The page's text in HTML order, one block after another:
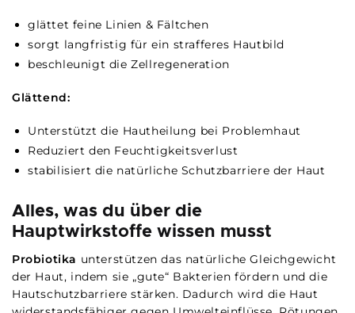
glättet feine Linien & Fältchen
sorgt langfristig für ein strafferes Hautbild
beschleunigt die Zellregeneration
Glättend:
Unterstützt die Hautheilung bei Problemhaut
Reduziert den Feuchtigkeitsverlust
stabilisiert die natürliche Schutzbarriere der Haut
Alles, was du über die
Hauptwirkstoffe wissen musst
Probiotika unterstützen das natürliche Gleichgewicht
der Haut, indem sie „gute“ Bakterien fördern und die
Hautschutzbarriere stärken. Dadurch wird die Haut